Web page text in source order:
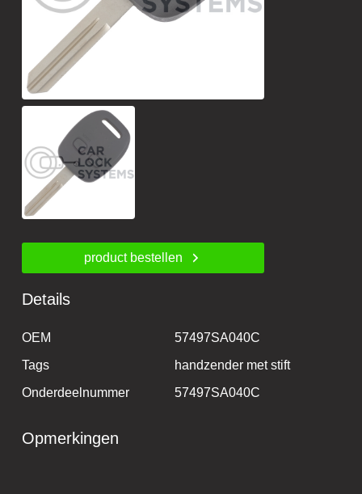
product bestellen
Details
OEM
57497SA040C
Tags
handzender met stift
Onderdeelnummer
57497SA040C
Opmerkingen